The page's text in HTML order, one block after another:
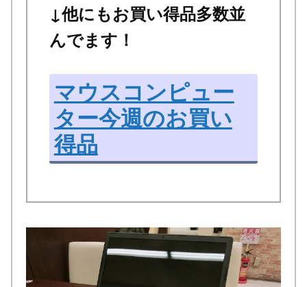
↓他にもお買い得品多数並
んでます！
マウスコンピュー
ター今週のお買い
得品